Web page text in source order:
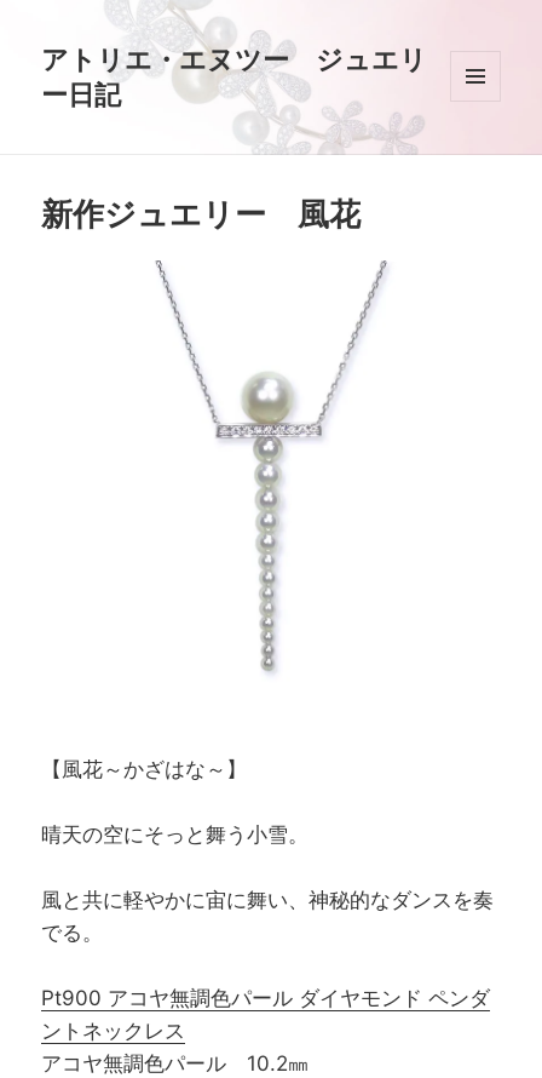
アトリエ・エヌツー ジュエリ
ー日記
ィジェ
新作ジュエリー 風花
【風花～かざはな～】
晴天の空にそっと舞う小雪。
風と共に軽やかに宙に舞い、神秘的なダンスを奏
でる。
Pt900 アコヤ無調色パール ダイヤモンド ペンダ
ントネックレス
アコヤ無調色パール 10.2㎜